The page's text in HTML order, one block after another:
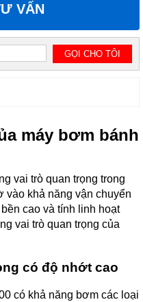
VẤN
máy bơm bánh
vai trò quan trọng trong
vào khả năng vận chuyển
cao và tính linh hoạt
vai trò quan trọng của
có độ nhớt cao
có khả năng bơm các loại